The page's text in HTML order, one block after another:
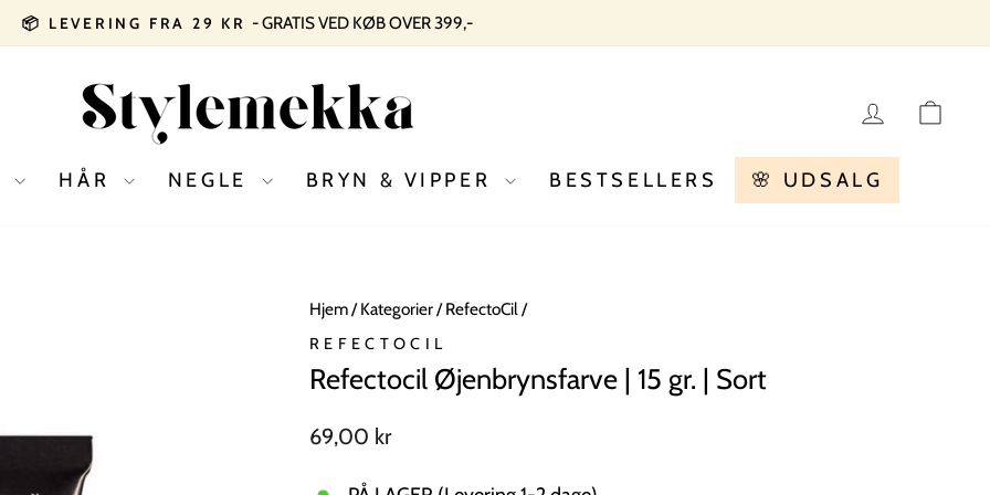
Pause
slideshow
📦 LEVERING FRA 29 KR - GRATIS VED KØB OVER 399,-
LOG
HÅR NEGLE BRYN & VIPPER BESTSELLERS 🌸 UDSALG
Hjem/ Kategorier/ RefectoCil/
REFECTOCIL
Refectocil Øjenbrynsfarve | 15 gr. | Sort
Normal
69,00 kr